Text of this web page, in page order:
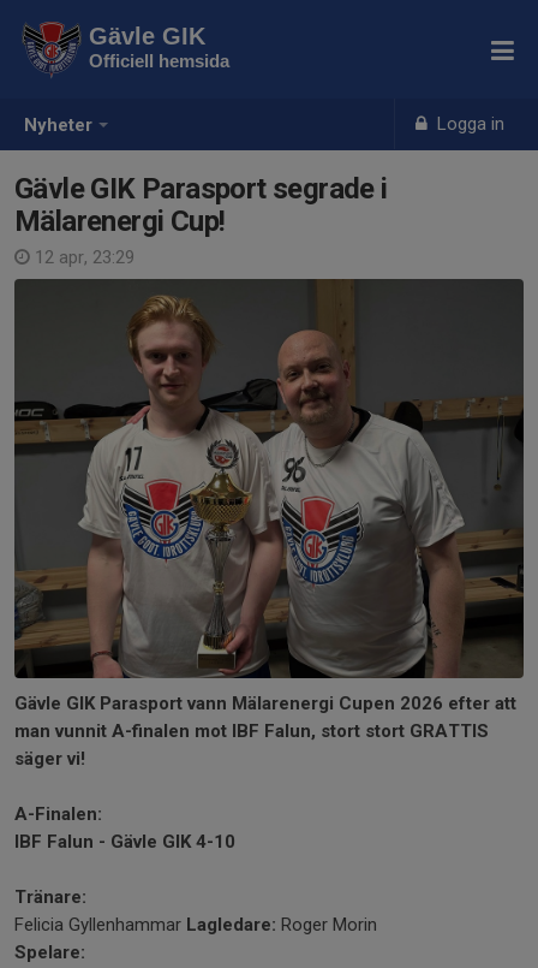
Nyheter Logga in
Gävle GIK
Officiell hemsida
Gävle GIK Parasport segrade i
Mälarenergi Cup!
12 apr, 23:29
Gävle GIK Parasport vann Mälarenergi Cupen 2026 efter att
man vunnit A-finalen mot IBF Falun, stort stort GRATTIS
säger vi!
A-Finalen:
IBF Falun - Gävle GIK 4-10
Tränare:
Felicia Gyllenhammar Lagledare: Roger Morin
Spelare: